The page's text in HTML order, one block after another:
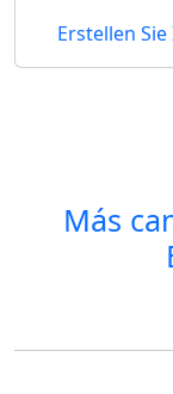
Erstellen
Más